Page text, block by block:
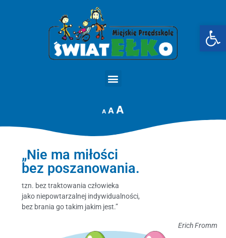
A A A
„Nie ma miłości
bez poszanowania.
tzn. bez traktowania człowieka
jako niepowtarzalnej indywidualności,
bez brania go takim jakim jest.”
Erich Fromm